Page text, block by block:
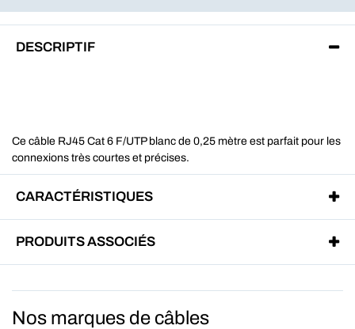
DESCRIPTIF
Ce câble RJ45 Cat 6 F/UTP blanc de 0,25 mètre est parfait pour les
connexions très courtes et précises.
CARACTÉRISTIQUES
PRODUITS ASSOCIÉS
Nos marques de câbles